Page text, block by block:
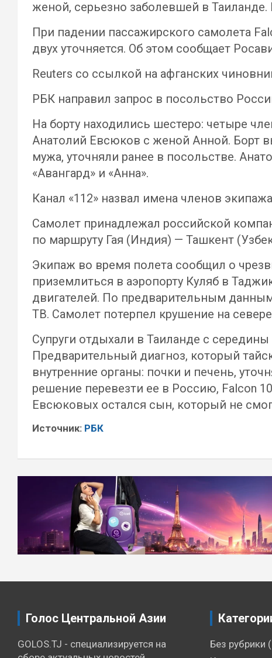
женой, серьезно заболевшей в
При падении пассажирского самолета
двух уточняется. Об этом сообщает
Reuters со ссылкой на афганских
РБК направил запрос в посольство
На борту находились шестеро: четыре
Анатолий Евсюков с женой Анной. Борт
мужа, уточняли ранее в посольстве.
«Авангард» и «Анна».
Канал «112» назвал имена членов
Самолет принадлежал российской
по маршруту Гая (Индия) — Ташкент
Экипаж во время полета сообщил о
приземлиться в аэропорту Куляб в
двигателей. По предварительным
ТВ. Самолет потерпел крушение на
Супруги отдыхали в Таиланде с
Предварительный диагноз, который
внутренние органы: почки и печень,
решение перевезти ее в Россию, Falcon
Евсюковых остался сын, который не
Источник: РБК
Навигация
записям
Голос Центральной Азии
GOLOS.TJ - специализируется на
Без рубрики